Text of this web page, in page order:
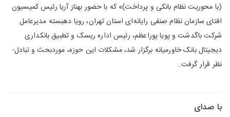
(با محوریت نظام بانکی و پرداخت)» که با حضور بهناز آریا رئیس کمیسیون
افتای سازمان نظام صنفی رایانه­‌ای استان تهران، رویا دهبسته مدیرعامل
شرکت باگدشت و پویا پوراعظم، رئیس اداره ریسک و تطبیق بانکداری
دیجیتال بانک خاورمیانه برگزار شد، مشکلات این حوزه، موردبحث و تبادل‌­
نظر قرار گرفت..
با صدای